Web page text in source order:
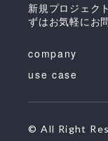
新規プロジェク
ずはお気軽にお
company
use case
© All Right